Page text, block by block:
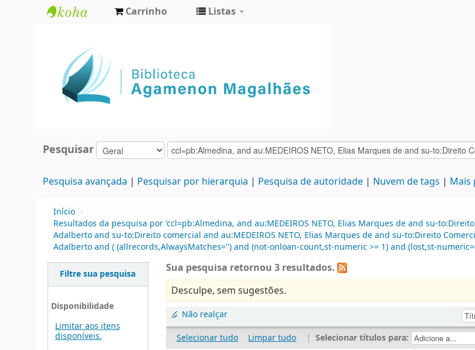
Agamenon
Magalhães
Carrinho Listas
Pesquisar
Pesquisa avançada Pesquisar por hierarquia Pesquisa de autoridade Nuvem de tags Mais
Início ›
Resultados da pesquisa por 'ccl=pb:Almedina, and au:MEDEIROS NETO, Elias Marques de and su-
Adalberto and su-to:Direito comercial and au:MEDEIROS NETO, Elias Marques de and su-to:Direito
Adalberto and ( (allrecords,AlwaysMatches='') and (not-onloan-count,st-numeric >= 1) and (lost,st-
Filtre sua pesquisa
Disponibilidade
Limitar aos itens
disponíveis.
Sua pesquisa retornou 3 resultados.
Desculpe, sem sugestões.
Não realçar
Selecionar tudo
Limpar tudo | Selecionar títulos para: